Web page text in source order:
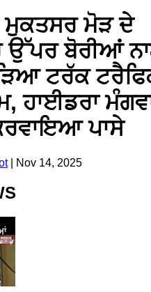
ਮੁਕਤਸਰ ਮੋੜ ਦੇ
ਉੱਪਰ ਬੋਰੀਆਂ
ਟਰੱਕ
ਹਾਈਡਰਾ
ਪਾਸੇ
| Nov 14, 2025